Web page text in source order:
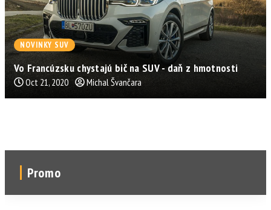
NOVINKY SUV
Vo Francúzsku chystajú bič na SUV - daň z hmotnosti
Oct 21, 2020 Michal Švančara
Promo